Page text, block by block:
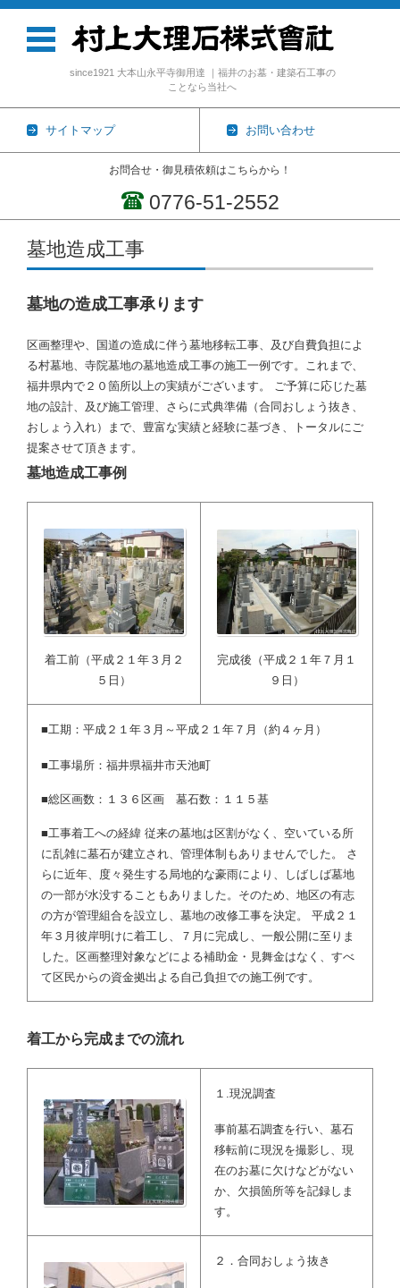
since1921 大本山永平寺御用達 ｜福井のお墓・建築石工事の
ことなら当社へ
サイトマップ お問い合わせ
お問合せ・御見積依頼はこちらから！
0776-51-2552
コンテンツに移動
墓地造成工事
墓地の造成工事承ります
区画整理や、国道の造成に伴う墓地移転工事、及び自費負担によ
る村墓地、寺院墓地の墓地造成工事の施工一例です。これまで、
福井県内で２０箇所以上の実績がございます。 ご予算に応じた墓
地の設計、及び施工管理、さらに式典準備（合同おしょう抜き、
おしょう入れ）まで、豊富な実績と経験に基づき、トータルにご
提案させて頂きます。
墓地造成工事例
着工前（平成２１年３月２
５日）
完成後（平成２１年７月１
９日）
■工期：平成２１年３月～平成２１年７月（約４ヶ月）
■工事場所：福井県福井市天池町
■総区画数：１３６区画 墓石数：１１５基
■工事着工への経緯 従来の墓地は区割がなく、空いている所
に乱雑に墓石が建立され、管理体制もありませんでした。 さ
らに近年、度々発生する局地的な豪雨により、しばしば墓地
の一部が水没することもありました。そのため、地区の有志
の方が管理組合を設立し、墓地の改修工事を決定。 平成２１
年３月彼岸明けに着工し、７月に完成し、一般公開に至りま
した。区画整理対象などによる補助金・見舞金はなく、すべ
て区民からの資金拠出よる自己負担での施工例です。
着工から完成までの流れ
１.現況調査
事前墓石調査を行い、墓石
移転前に現況を撮影し、現
在のお墓に欠けなどがない
か、欠損箇所等を記録しま
す。
２．合同おしょう抜き